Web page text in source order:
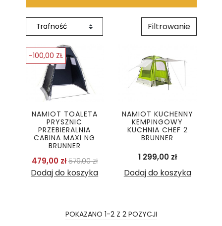
Filtrowanie
NAMIOT TOALETA
PRYSZNIC
PRZEBIERALNIA
CABINA MAXI NG
BRUNNER
479,00 złCena podstawowa
579,00 złCena
Dodaj do koszyka
-100,00 ZŁ
NAMIOT KUCHENNY
KEMPINGOWY
KUCHNIA CHEF 2
BRUNNER
1 299,00 złCena
Dodaj do koszyka
POKAZANO 1-2 Z 2 POZYCJI